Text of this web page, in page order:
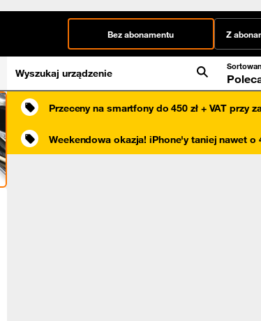
Bez abonamentu Z
Wyszukaj urządzenie
Przeceny na smartfony do 450 zł + VAT przy
Weekendowa okazja! iPhone'y taniej nawet o